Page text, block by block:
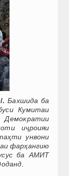
. Бахшида ба
Кумитаи
иҷроияи
унвони
фарҳангию
ба АМИТ